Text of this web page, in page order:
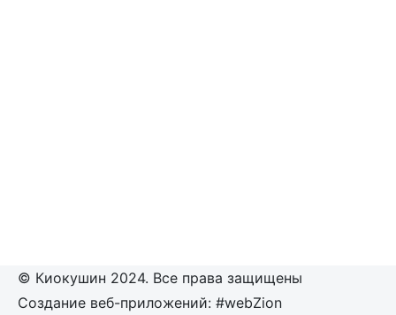
© Киокушин 2024. Все права защищены
Создание веб-приложений: #webZion